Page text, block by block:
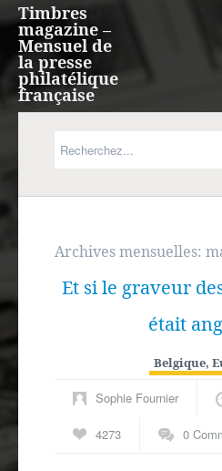
Timbres
magazine –
Mensuel de
la presse
philatélique
française
Expression française
Europe
Autres spécialités
Archives mensuelles:
Et si le graveur
était
Belgique,
Sophie Fournier
4273 0